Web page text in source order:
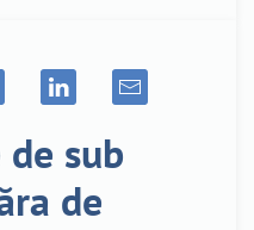
sub
de